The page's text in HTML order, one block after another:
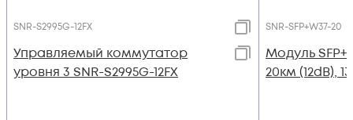
SNR-S2995G-12FX
Управляемый коммутатор
уровня 3 SNR-S2995G-12FX
SNR-SFP+W37-20
Модуль SFP+
20км (12dB),